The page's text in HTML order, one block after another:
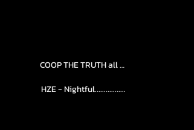
COOP THE TRUTH all Kits.....
HZE - Nightful.................